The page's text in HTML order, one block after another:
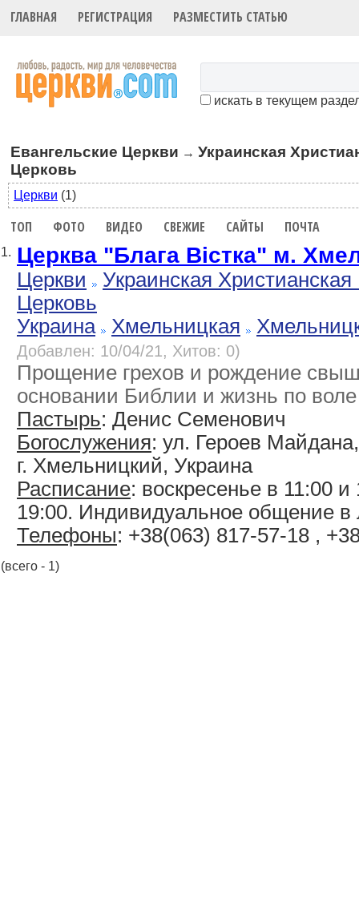
ГЛАВНАЯ РЕГИСТРАЦИЯ РАЗМЕСТИТЬ СТАТЬЮ
искать в текущем
Евангельские Церкви → Украинская
Церковь
Церкви (1)
ТОП ФОТО ВИДЕО СВЕЖИЕ САЙТЫ ПОЧТА
1. Церква "Блага Вістка" м.
Церкви
Украинская Христианская
Церковь
Украина
Хмельницкая
Добавлен: 10/04/21, Хитов: 0)
Прощение грехов и рождение
основании Библии и жизнь по воле
Пастырь: Денис Семенович
Богослужения: ул. Героев
г. Хмельницкий, Украина
Расписание: воскресенье в 11:00
19:00. Индивидуальное общение
Телефоны: +38(063) 817-57-18 ,
(всего - 1)